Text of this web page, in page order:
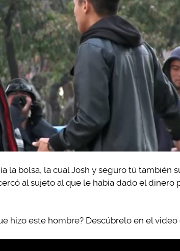
la bolsa, la cual Josh y seguro tú también
al sujeto al que le había dado el dinero
hizo este hombre? Descúbrelo en el